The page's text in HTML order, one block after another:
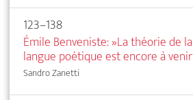
123–138
Émile Benveniste: »La théorie de la
langue poétique est encore à venir
Sandro Zanetti